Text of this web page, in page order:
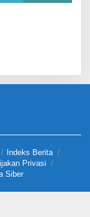
Indeks Berita
Privasi
Siber